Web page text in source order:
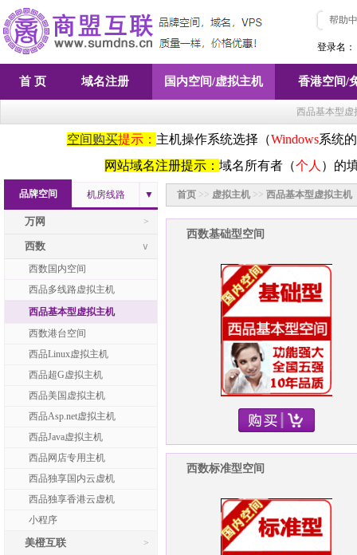
帮助
登录名：
首 页 域名注册 国内空间/虚拟主机 香港空间/
西品基本型虚
空间购买提示： 主机操作系统选择（Windows系统
网站域名注册提示： 域名所有者（个人 ）的
品牌空间 机房线路 ▼
>
万网
∨
西数
西数国内空间
西品多线路虚拟主机
西品基本型虚拟主机
西数港台空间
西品Linux虚拟主机
西品超G虚拟主机
西品美国虚拟主机
西品Asp.net虚拟主机
西品Java虚拟主机
西品网店专用主机
西品独享国内云虚机
西品独享香港云虚机
小程序
>
美橙互联
首页 >> 虚拟主机 >> 西品基本型虚拟主机
西数基础型空间
西数标准型空间